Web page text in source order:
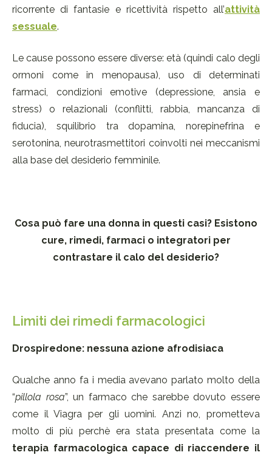
ricorrente di fantasie e ricettività rispetto all’attività
sessuale.
Le cause possono essere diverse: età (quindi calo degli
ormoni come in menopausa), uso di determinati
farmaci, condizioni emotive (depressione, ansia e
stress) o relazionali (conflitti, rabbia, mancanza di
fiducia), squilibrio tra dopamina, norepinefrina e
serotonina, neurotrasmettitori coinvolti nei meccanismi
alla base del desiderio femminile.
Cosa può fare una donna in questi casi? Esistono
cure, rimedi, farmaci o integratori per
contrastare il calo del desiderio?
Limiti dei rimedi farmacologici
Drospiredone: nessuna azione afrodisiaca
Qualche anno fa i media avevano parlato molto della
“pillola rosa”, un farmaco che sarebbe dovuto essere
come il Viagra per gli uomini. Anzi no, prometteva
molto di più perchè era stata presentata come la
terapia farmacologica capace di riaccendere il